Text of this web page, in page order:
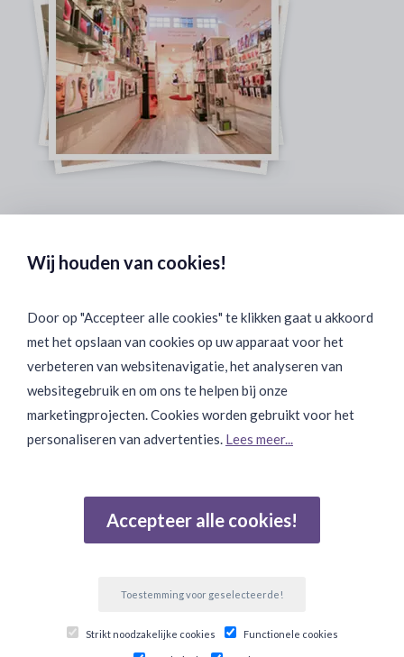
Binnen 24 uur Discreet Bezorgd:
Join Onze Community:
© Copyright 2026 Ten Twelve Lifestyle E-Commerce. Alle
Wij houden van cookies!
Door op "Accepteer alle cookies" te klikken gaat u akkoord
met het opslaan van cookies op uw apparaat voor het
verbeteren van websitenavigatie, het analyseren van
websitegebruik en om ons te helpen bij onze
marketingprojecten. Cookies worden gebruikt voor het
personaliseren van advertenties. Lees meer...
Accepteer alle cookies!
Toestemming voor geselecteerde!
Strikt noodzakelijke cookies Functionele cookies